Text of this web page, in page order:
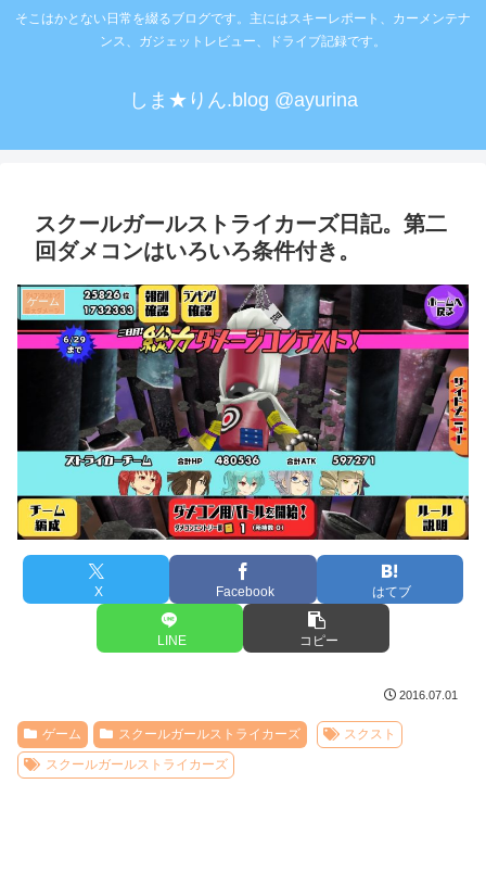
そこはかとない日常を綴るブログです。主にはスキーレポート、カーメンテナ
ンス、ガジェットレビュー、ドライブ記録です。
しま★りん.blog @ayurina
スクールガールストライカーズ日記。第二
回ダメコンはいろいろ条件付き。
ゲーム
X Facebook はてブ
LINE コピー
2016.07.01
ゲーム スクールガールストライカーズ
スクスト
スクールガールストライカーズ